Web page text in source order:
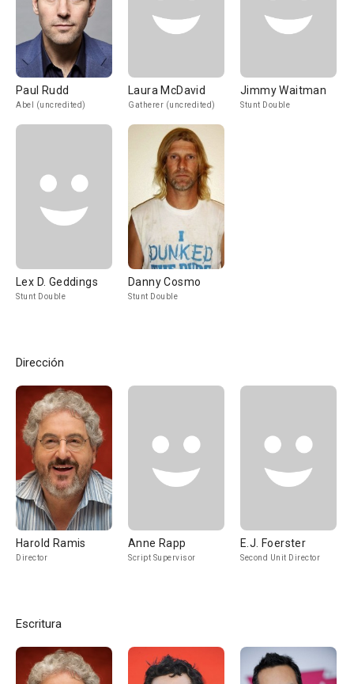
Paul Rudd
Abel (uncredited)
Laura McDavid
Gatherer (uncredited)
Jimmy Waitman
Stunt Double
Lex D. Geddings
Stunt Double
Danny Cosmo
Stunt Double
Dirección
Harold Ramis
Director
Anne Rapp
Script Supervisor
E.J. Foerster
Second Unit Director
Escritura